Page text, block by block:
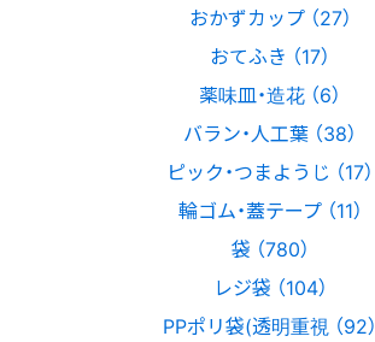
おかずカップ （27）
おてふき （17）
薬味皿・造花 （6）
バラン・人工葉 （38）
ピック・つまようじ （17）
輪ゴム・蓋テープ （11）
袋 （780）
レジ袋 （104）
PPポリ袋(透明重視 （92）